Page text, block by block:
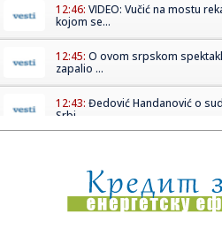
12:46: VIDEO: Vučić na mostu
kojom se...
12:45: O ovom srpskom
zapalio ...
12:43: Đedović Handanović o
Srbi...
12:40:VIDEO: U šumama
točkovima